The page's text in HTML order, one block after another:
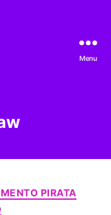
Menu
PIRATA